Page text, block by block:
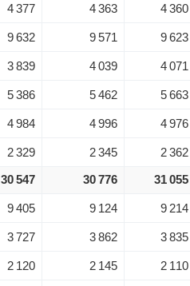
4 377 4 363 4 360
9 632 9 571 9 623
3 839 4 039 4 071
5 386 5 462 5 663
4 984 4 996 4 976
2 329 2 345 2 362
30 547 30 776 31 055
9 405 9 124 9 214
3 727 3 862 3 835
2 120 2 145 2 110